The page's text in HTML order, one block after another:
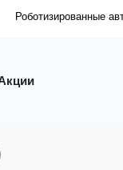
Роботизированные